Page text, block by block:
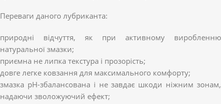
Переваги даного лубриканта:
природні відчуття, як при активному виробленню
натуральної змазки;
приємна не липка текстура і прозорість;
довге легке ковзання для максимального комфорту;
змазка pH-збалансована і не завдає шкоди ніжним зонам,
надаючи зволожуючий ефект;